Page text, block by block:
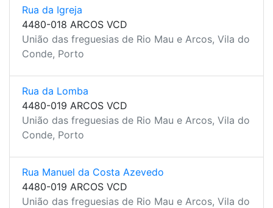
Rua da Igreja
4480-018 ARCOS VCD
União das freguesias de Rio Mau e Arcos, Vila do
Conde, Porto
Rua da Lomba
4480-019 ARCOS VCD
União das freguesias de Rio Mau e Arcos, Vila do
Conde, Porto
Rua Manuel da Costa Azevedo
4480-019 ARCOS VCD
União das freguesias de Rio Mau e Arcos, Vila do